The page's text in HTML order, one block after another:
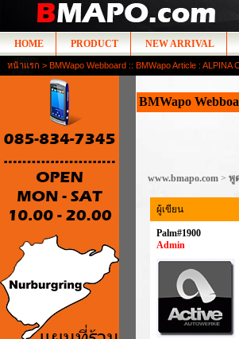
HOME PRODUCT NEW ARRIVAL
หน้าแรก > BMWapo Webboard :: BMWapo Article : ALPINA
BMWapo
www.bmapo.com> พู
ผู้เขียน
Palm#1900
Admin